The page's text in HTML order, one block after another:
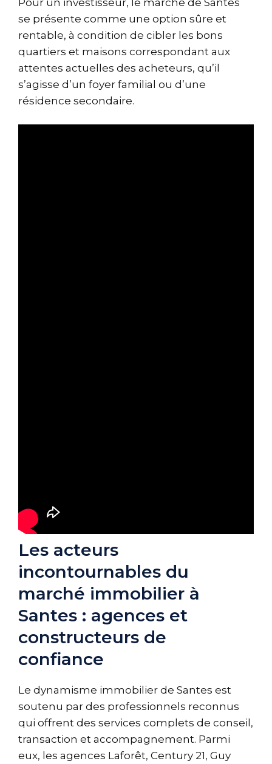
se présente comme une option sûre et
rentable, à condition de cibler les bons
quartiers et maisons correspondant aux
attentes actuelles des acheteurs, qu’il
s’agisse d’un foyer familial ou d’une
résidence secondaire.
Les acteurs
incontournables du
marché immobilier à
Santes : agences et
constructeurs de
confiance
Le dynamisme immobilier de Santes est
soutenu par des professionnels reconnus
qui offrent des services complets de conseil,
transaction et accompagnement. Parmi
eux, les agences Laforêt, Century 21, Guy